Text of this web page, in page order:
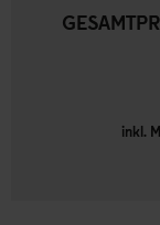
inkl.